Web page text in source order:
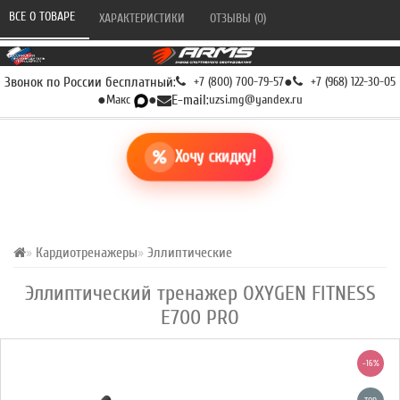
Звонок по России бесплатный: +7 (800) 700-79-57● +7 (968) 122-30-05
●Макс ● E-mail:uzsi.mg@yandex.ru
Хочу скидку!
Кардиотренажеры Эллиптические
Эллиптический тренажер OXYGEN FITNESS
E700 PRO
ВСЕ О ТОВАРЕ ХАРАКТЕРИСТИКИ ОТЗЫВЫ (0)
-16%